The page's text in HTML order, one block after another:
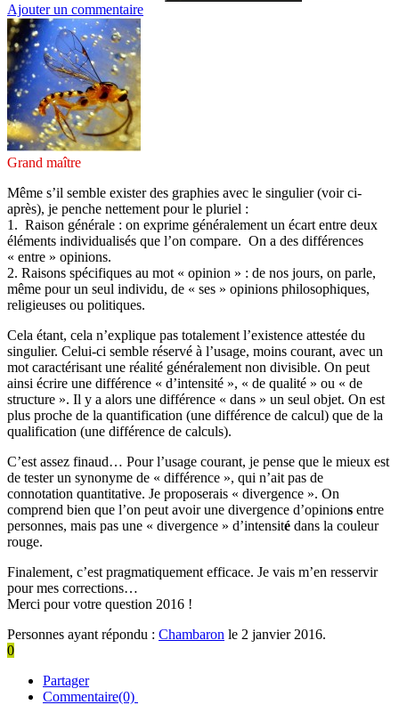
Ajouter un commentaire
Grand maître
Même s’il semble exister des graphies avec le singulier (voir ci-
après), je penche nettement pour le pluriel :
1. Raison générale : on exprime généralement un écart entre deux
éléments individualisés que l’on compare. On a des différences
« entre » opinions.
2. Raisons spécifiques au mot « opinion » : de nos jours, on parle,
même pour un seul individu, de « ses » opinions philosophiques,
religieuses ou politiques.
Cela étant, cela n’explique pas totalement l’existence attestée du
singulier. Celui-ci semble réservé à l’usage, moins courant, avec un
mot caractérisant une réalité généralement non divisible. On peut
ainsi écrire une différence « d’intensité », « de qualité » ou « de
structure ». Il y a alors une différence « dans » un seul objet. On est
plus proche de la quantification (une différence de calcul) que de la
qualification (une différence de calculs).
C’est assez finaud… Pour l’usage courant, je pense que le mieux est
de tester un synonyme de « différence », qui n’ait pas de
connotation quantitative. Je proposerais « divergence ». On
comprend bien que l’on peut avoir une divergence d’opinions entre
personnes, mais pas une « divergence » d’intensité dans la couleur
rouge.
Finalement, c’est pragmatiquement efficace. Je vais m’en resservir
pour mes corrections…
Merci pour votre question 2016 !
Personnes ayant répondu : Chambaron le 2 janvier 2016.
0
Partager
Commentaire(0)